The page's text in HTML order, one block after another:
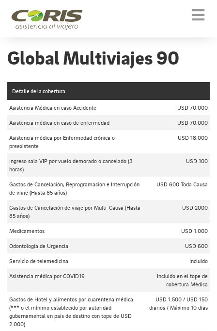
Global Multiviajes 90
Detalle de la cobertura
Asistencia Médica en caso Accidente USD 70.000
Asistencia médica en caso de enfermedad USD 70.000
Asistencia médica por Enfermedad crónica o
preexistente
USD 18.000
Ingreso sala VIP por vuelo demorado o cancelado (3
horas)
USD 100
Gastos de Cancelación, Reprogramación e Interrupción
de viaje (Hasta 85 años)
USD 600 Toda Causa
Gastos de Cancelación de viaje por Multi-Causa (Hasta
85 años)
USD 2000
Medicamentos USD 1.000
Odontología de Urgencia USD 600
Servicio de telemedicina Incluido
Asistencia médica por COVID19
Incluido en el tope de
cobertura Médica
Gastos de Hotel y alimentos por cuarentena médica.
(*** o el mínimo establecido por autoridad
gubernamental en país de destino con tope de USD
2.000)
USD 1.500 / USD 150
diarios / Máximo 10 días